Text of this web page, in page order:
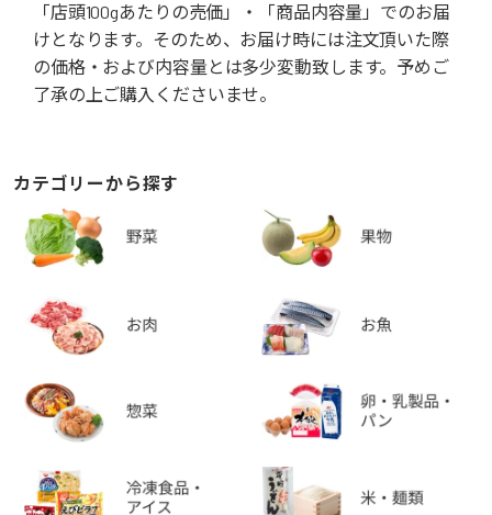
「店頭100gあたりの売価」・「商品内容量」でのお届
けとなります。そのため、お届け時には注文頂いた際
の価格・および内容量とは多少変動致します。予めご
了承の上ご購入くださいませ。
カテゴリーから探す